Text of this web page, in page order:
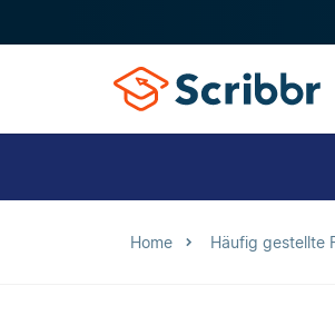
Home Häufig gestellte